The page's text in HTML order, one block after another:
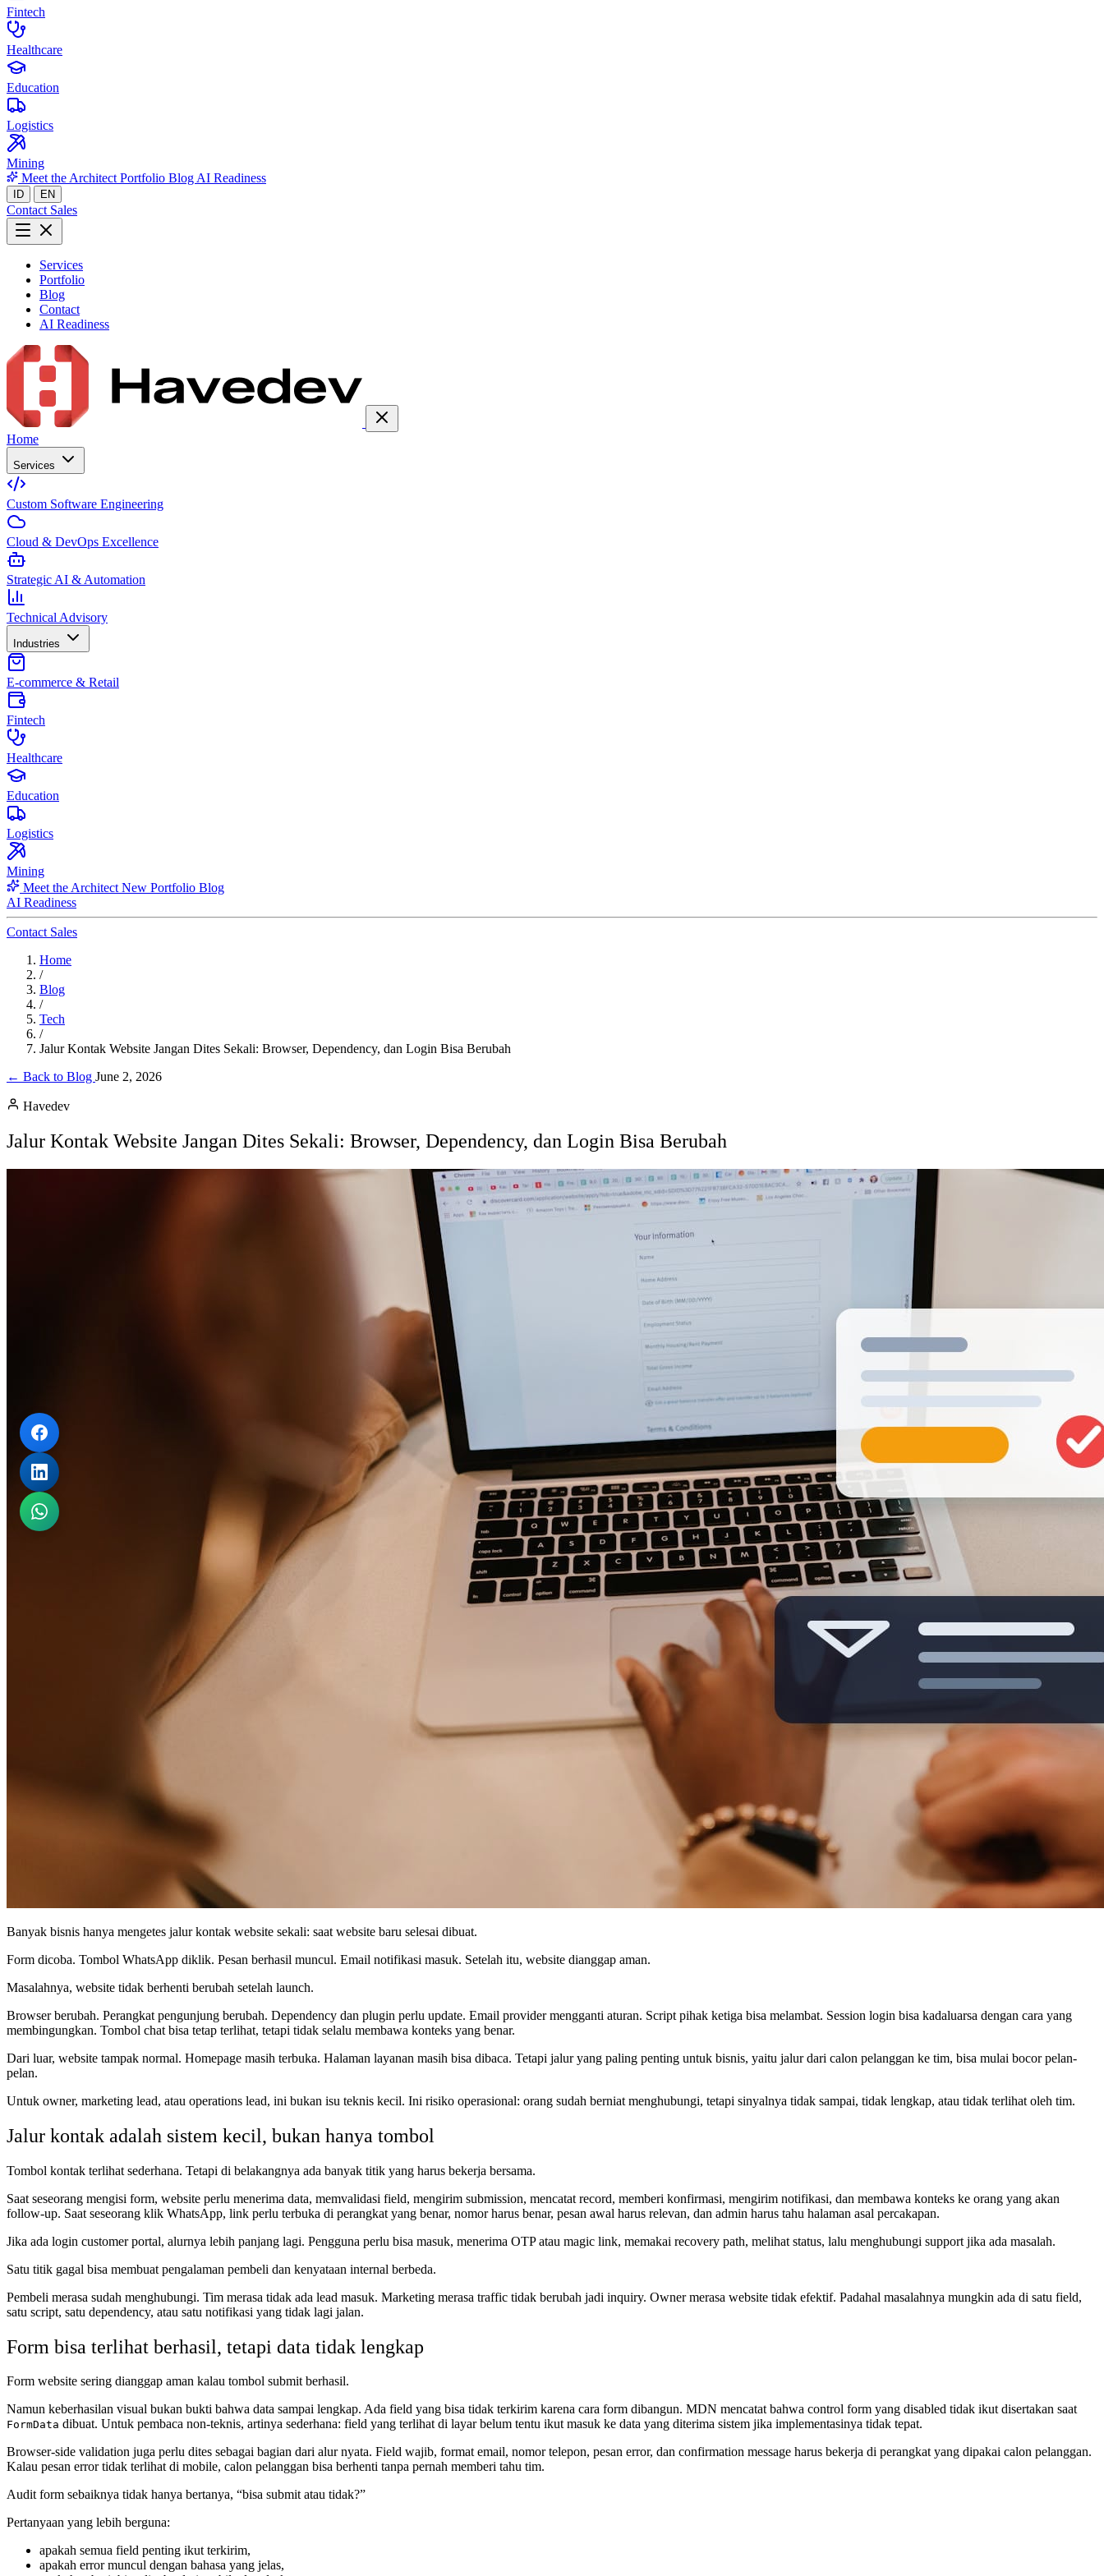
Fintech
Healthcare
Education
Logistics
Mining
Meet the Architect Portfolio Blog AI Readiness
ID EN
Contact Sales
Services
Portfolio
Blog
Contact
AI Readiness
Home
Services
Custom Software Engineering
Cloud & DevOps Excellence
Strategic AI & Automation
Technical Advisory
Industries
E-commerce & Retail
Fintech
Healthcare
Education
Logistics
Mining
Meet the Architect New Portfolio Blog
AI Readiness
Contact Sales
Home
/
Blog
/
Tech
/
Jalur Kontak Website Jangan Dites Sekali: Browser, Dependency, dan Login Bisa Berubah
← Back to Blog June 2, 2026
Havedev
Jalur Kontak Website Jangan Dites Sekali: Browser, Dependency, dan Login Bisa Berubah
Banyak bisnis hanya mengetes jalur kontak website sekali: saat website baru selesai dibuat.
Form dicoba. Tombol WhatsApp diklik. Pesan berhasil muncul. Email notifikasi masuk. Setelah itu, website dianggap aman.
Masalahnya, website tidak berhenti berubah setelah launch.
Browser berubah. Perangkat pengunjung berubah. Dependency dan plugin perlu update. Email provider mengganti aturan. Script pihak ketiga bisa melambat. Session login bisa kadaluarsa dengan cara yang
membingungkan. Tombol chat bisa tetap terlihat, tetapi tidak selalu membawa konteks yang benar.
Dari luar, website tampak normal. Homepage masih terbuka. Halaman layanan masih bisa dibaca. Tetapi jalur yang paling penting untuk bisnis, yaitu jalur dari calon pelanggan ke tim, bisa mulai bocor pelan-
pelan.
Untuk owner, marketing lead, atau operations lead, ini bukan isu teknis kecil. Ini risiko operasional: orang sudah berniat menghubungi, tetapi sinyalnya tidak sampai, tidak lengkap, atau tidak terlihat oleh tim.
Jalur kontak adalah sistem kecil, bukan hanya tombol
Tombol kontak terlihat sederhana. Tetapi di belakangnya ada banyak titik yang harus bekerja bersama.
Saat seseorang mengisi form, website perlu menerima data, memvalidasi field, mengirim submission, mencatat record, memberi konfirmasi, mengirim notifikasi, dan membawa konteks ke orang yang akan
follow-up. Saat seseorang klik WhatsApp, link perlu terbuka di perangkat yang benar, nomor harus benar, pesan awal harus relevan, dan admin harus tahu halaman asal percakapan.
Jika ada login customer portal, alurnya lebih panjang lagi. Pengguna perlu bisa masuk, menerima OTP atau magic link, memakai recovery path, melihat status, lalu menghubungi support jika ada masalah.
Satu titik gagal bisa membuat pengalaman pembeli dan kenyataan internal berbeda.
Pembeli merasa sudah menghubungi. Tim merasa tidak ada lead masuk. Marketing merasa traffic tidak berubah jadi inquiry. Owner merasa website tidak efektif. Padahal masalahnya mungkin ada di satu field,
satu script, satu dependency, atau satu notifikasi yang tidak lagi jalan.
Form bisa terlihat berhasil, tetapi data tidak lengkap
Form website sering dianggap aman kalau tombol submit berhasil.
Namun keberhasilan visual bukan bukti bahwa data sampai lengkap. Ada field yang bisa tidak terkirim karena cara form dibangun. MDN mencatat bahwa control form yang disabled tidak ikut disertakan saat
FormData dibuat. Untuk pembaca non-teknis, artinya sederhana: field yang terlihat di layar belum tentu ikut masuk ke data yang diterima sistem jika implementasinya tidak tepat.
Browser-side validation juga perlu dites sebagai bagian dari alur nyata. Field wajib, format email, nomor telepon, pesan error, dan confirmation message harus bekerja di perangkat yang dipakai calon pelanggan.
Kalau pesan error tidak terlihat di mobile, calon pelanggan bisa berhenti tanpa pernah memberi tahu tim.
Audit form sebaiknya tidak hanya bertanya, “bisa submit atau tidak?”
Pertanyaan yang lebih berguna:
apakah semua field penting ikut terkirim,
apakah error muncul dengan bahasa yang jelas,